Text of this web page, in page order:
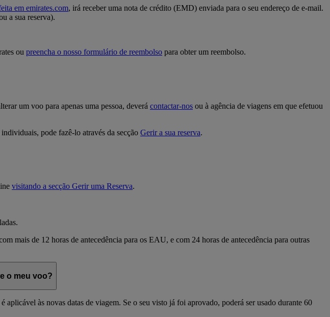
em emirates.com, irá receber uma nota de crédito (EMD) enviada para o seu endereço de e-mail.
a sua reserva).
ou preencha o nosso formulário de reembolso para obter um reembolso.
um voo para apenas uma pessoa, deverá contactar-nos ou à agência de viagens em que efetuou
pode fazê-lo através da secção Gerir a sua reserva.
visitando a secção Gerir uma Reserva.
mais de 12 horas de antecedência para os EAU, e com 24 horas de antecedência para outras
o meu voo?
às novas datas de viagem. Se o seu visto já foi aprovado, poderá ser usado durante 60